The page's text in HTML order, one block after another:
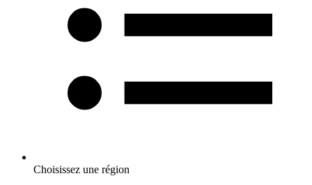
Choisissez une région